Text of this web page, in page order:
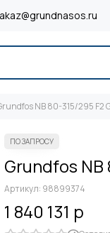
NB 80-315/295 F2
Grundfos
Артикул: 98899374
1 840 131 р